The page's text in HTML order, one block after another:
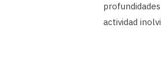
actividad